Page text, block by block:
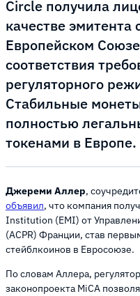
Circle получила
качестве эмитента
Европейском
соответствия
регуляторного
Стабильные
полностью
токенами в Европе.
Джереми Аллер,
объявил, что компания
Institution (EMI) от
(ACPR) Франции, став
стейблкоинов в Евросоюзе.
По словам Аллера,
законопроекта MiCA